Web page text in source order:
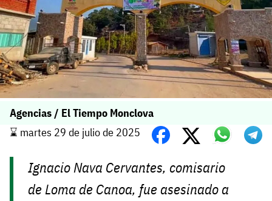
Agencias / El Tiempo Monclova
⌛️ martes 29 de julio de 2025
Ignacio Nava Cervantes, comisario
de Loma de Canoa, fue asesinado a